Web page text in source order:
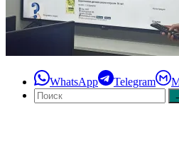
WhatsApp Telegram